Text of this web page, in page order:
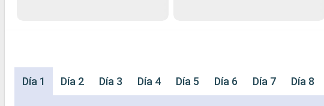
Día 1 Día 2 Día 3 Día 4 Día 5 Día 6 Día 7 Día 8